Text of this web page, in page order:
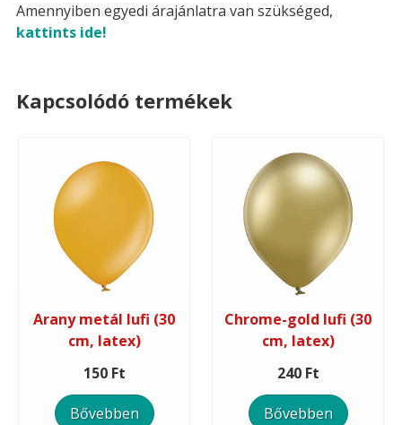
Amennyiben egyedi árajánlatra van szükséged,
kattints ide!
Kapcsolódó termékek
Arany metál lufi (30
cm, latex)
150 Ft
Bővebben
Chrome-gold lufi (30
cm, latex)
240 Ft
Bővebben